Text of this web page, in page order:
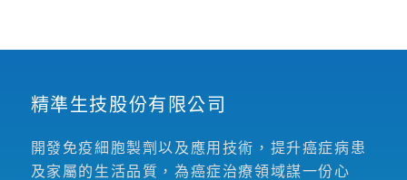
精準生技股份有限公司
開發免疫細胞製劑以及應用技術，提升癌症病患
及家屬的生活品質，為癌症治療領域謀一份心